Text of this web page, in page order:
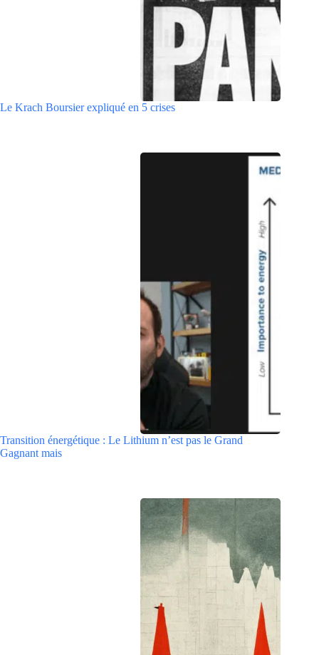
Le Krach Boursier expliqué en 5 crises
Transition énergétique : Le Lithium n’est pas le Grand
Gagnant mais